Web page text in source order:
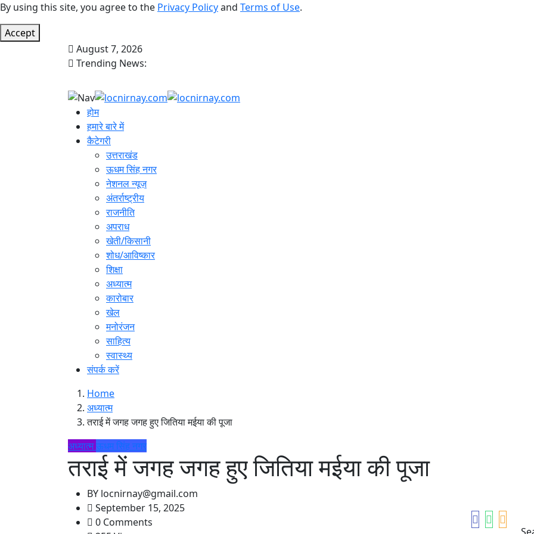
By using this site, you agree to the Privacy Policyand Terms of Use.
Accept
August 7, 2026
Trending News:
होम
हमारे बारे में
कैटेगरी
उत्तराखंड
ऊधम सिंह नगर
नेशनल न्यूज़
अंतर्राष्ट्रीय
राजनीति
अपराध
खेती/किसानी
शोध/आविष्कार
शिक्षा
अध्यात्म
कारोबार
खेल
मनोरंजन
साहित्य
स्वास्थ्य
संपर्क करें
Home
अध्यात्म
तराई में जगह जगह हुए जितिया मईया की पूजा
अध्यात्मऊधम सिंह नगर
तराई में जगह जगह हुए जितिया मईया की पूजा
BY locnirnay@gmail.com
September 15, 2025
0 Comments